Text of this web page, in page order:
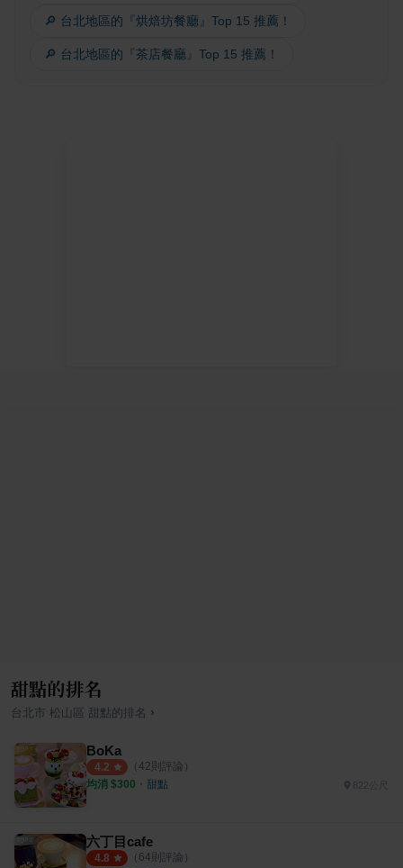
🔎 台北地區的『烘焙坊餐廳』Top 15 推薦！
🔎 台北地區的『茶店餐廳』Top 15 推薦！
甜點的排名
台北市 松山區 甜點的排名 ›
BoKa
4.2 （ 42則評論）
均消 $300 ・ 甜點
六丁目cafe
4.8 （ 64則評論）